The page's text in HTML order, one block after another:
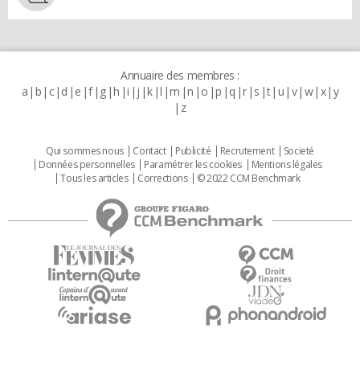
Annuaire des membres :
a b c d e f g h i j k l m n o p q r s t u v w x y
z
Qui sommes nous Contact Publicité Recrutement
Societé
Données personnelles
Paramétrer les cookies
Mentions légales
Tous les articles
Corrections © 2022 CCM Benchmark